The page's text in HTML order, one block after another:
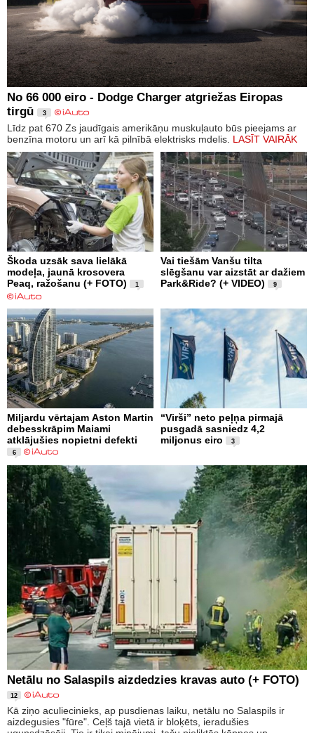
No 66 000 eiro - Dodge Charger atgriežas Eiropas
tirgū
3
Līdz pat 670 Zs jaudīgais amerikāņu muskuļauto būs pieejams ar
benzīna motoru un arī kā pilnībā elektrisks mdelis. LASĪT VAIRĀK
Škoda uzsāk sava lielākā
modeļa, jaunā krosovera
Peaq, ražošanu (+ FOTO)
1
Vai tiešām Vanšu tilta
slēgšanu var aizstāt ar dažiem
Park&Ride? (+ VIDEO)
9
Miljardu vērtajam Aston Martin
debesskrāpim Maiami
atklājušies nopietni defekti
6
“Virši” neto peļņa pirmajā
pusgadā sasniedz 4,2
miljonus eiro
3
Netālu no Salaspils aizdedzies kravas auto (+ FOTO)
12
Kā ziņo aculiecinieks, ap pusdienas laiku, netālu no Salaspils ir
aizdegusies "fūre". Ceļš tajā vietā ir bloķēts, ieradušies